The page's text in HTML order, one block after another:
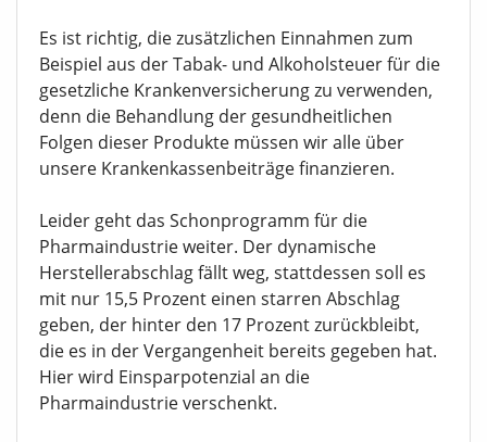
Es ist richtig, die zusätzlichen Einnahmen zum
Beispiel aus der Tabak- und Alkoholsteuer für die
gesetzliche Krankenversicherung zu verwenden,
denn die Behandlung der gesundheitlichen
Folgen dieser Produkte müssen wir alle über
unsere Krankenkassenbeiträge finanzieren.
Leider geht das Schonprogramm für die
Pharmaindustrie weiter. Der dynamische
Herstellerabschlag fällt weg, stattdessen soll es
mit nur 15,5 Prozent einen starren Abschlag
geben, der hinter den 17 Prozent zurückbleibt,
die es in der Vergangenheit bereits gegeben hat.
Hier wird Einsparpotenzial an die
Pharmaindustrie verschenkt.